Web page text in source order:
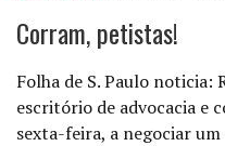
Corram, petistas!
Folha de S. Paulo
escritório de advocacia e
sexta-feira, a negociar